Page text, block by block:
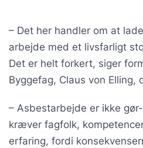
– Det her handler om at
arbejde med et livsfarligt
Det er helt forkert, siger
Byggefag, Claus von
– Asbestarbejde er ikke
kræver fagfolk,
erfaring, fordi